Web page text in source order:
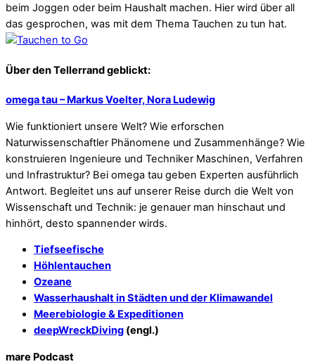
beim Joggen oder beim Haushalt machen. Hier wird über all
das gesprochen, was mit dem Thema Tauchen zu tun hat.
Über den Tellerrand geblickt:
omega tau – Markus Voelter, Nora Ludewig
Wie funktioniert unsere Welt? Wie erforschen
Naturwissenschaftler Phänomene und Zusammenhänge? Wie
konstruieren Ingenieure und Techniker Maschinen, Verfahren
und Infrastruktur? Bei omega tau geben Experten ausführlich
Antwort. Begleitet uns auf unserer Reise durch die Welt von
Wissenschaft und Technik: je genauer man hinschaut und
hinhört, desto spannender wirds.
Tiefseefische
Höhlentauchen
Ozeane
Wasserhaushalt in Städten und der Klimawandel
Meerebiologie & Expeditionen
deepWreckDiving (engl.)
mare Podcast